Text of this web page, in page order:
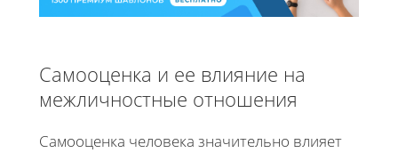
Самооценка и ее влияние на
межличностные отношения
Самооценка человека значительно влияет